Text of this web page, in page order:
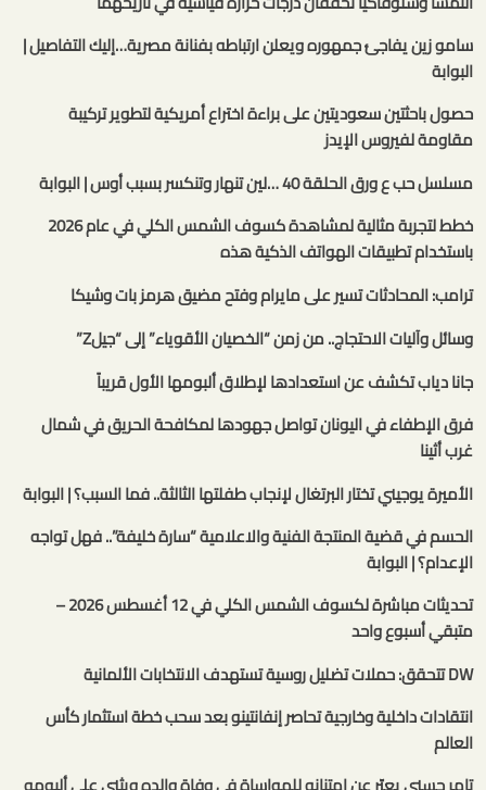
سامو زين يفاجئ جمهوره ويعلن ارتباطه بفنانة مصرية…إليك التفاصيل |
البوابة
حصول باحثتين سعوديتين على براءة اختراع أمريكية لتطوير تركيبة
مقاومة لفيروس الإيدز
مسلسل حب ع ورق الحلقة 40 …لين تنهار وتنكسر بسبب أوس | البوابة
خطط لتجربة مثالية لمشاهدة كسوف الشمس الكلي في عام 2026
باستخدام تطبيقات الهواتف الذكية هذه
ترامب: المحادثات تسير على مايرام وفتح مضيق هرمز بات وشيكا
وسائل وآليات الاحتجاج.. من زمن “الخصيان الأقوياء” إلى “جيلZ”
جانا دياب تكشف عن استعدادها لإطلاق ألبومها الأول قريباً
فرق الإطفاء في اليونان تواصل جهودها لمكافحة الحريق في شمال
غرب أثينا
الأميرة يوجيني تختار البرتغال لإنجاب طفلتها الثالثة.. فما السبب؟ | البوابة
الحسم في قضية المنتجة الفنية والاعلامية “سارة خليفة”.. فهل تواجه
الإعدام؟ | البوابة
تحديثات مباشرة لكسوف الشمس الكلي في 12 أغسطس 2026 –
متبقي أسبوع واحد
DW تتحقق: حملات تضليل روسية تستهدف الانتخابات الألمانية
انتقادات داخلية وخارجية تحاصر إنفانتينو بعد سحب خطة استثمار كأس
العالم